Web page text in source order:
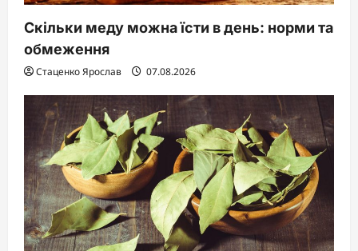
Скільки меду можна їсти в день: норми та
обмеження
Стаценко Ярослав 07.08.2026